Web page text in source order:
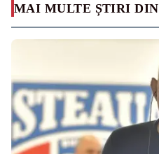
MAI MULTE ȘTIRI DIN